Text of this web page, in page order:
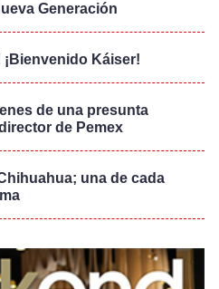
Generación
Káiser!
de una presunta
de Pemex
una de cada